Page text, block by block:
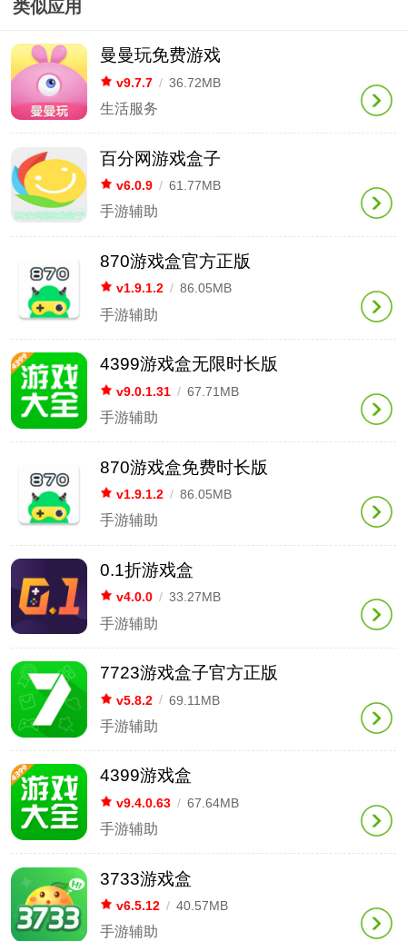
类似应用
曼曼玩免费游戏
v9.7.7 / 36.72MB
生活服务
百分网游戏盒子
v6.0.9 / 61.77MB
手游辅助
870游戏盒官方正版
v1.9.1.2 / 86.05MB
手游辅助
4399游戏盒无限时长版
v9.0.1.31 / 67.71MB
手游辅助
870游戏盒免费时长版
v1.9.1.2 / 86.05MB
手游辅助
0.1折游戏盒
v4.0.0 / 33.27MB
手游辅助
7723游戏盒子官方正版
v5.8.2 / 69.11MB
手游辅助
4399游戏盒
v9.4.0.63 / 67.64MB
手游辅助
3733游戏盒
v6.5.12 / 40.57MB
手游辅助